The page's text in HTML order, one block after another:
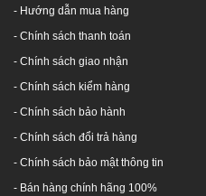
- Hướng dẫn mua hàng
- Chính sách thanh toán
- Chính sách giao nhận
- Chính sách kiểm hàng
- Chính sách bảo hành
- Chính sách đổi trả hàng
- Chính sách bảo mật thông tin
- Bán hàng chính hãng 100%